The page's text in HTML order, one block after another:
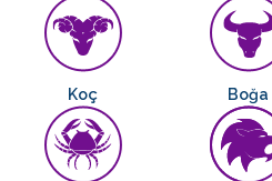
Koç Boğa